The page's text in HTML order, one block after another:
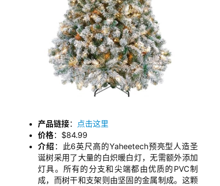
产品链接： 点击这里
价格：$84.99
介绍 ：此6英尺高的Yaheetech预亮型人造圣
诞树采用了大量的白炽暖白灯，无需额外添加
灯具。所有的分支和尖端都由优质的PVC制
成，而树干和支架则由坚固的金属制成。这颗